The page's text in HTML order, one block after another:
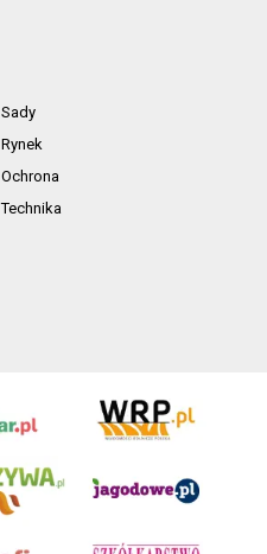
Sady
Rynek
Ochrona
Technika